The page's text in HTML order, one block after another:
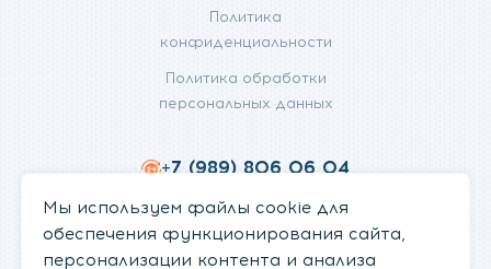
Политика
конфиденциальности
Политика обработки
персональных данных
+7 (989) 806 06 04
info@fanifan.ru
Мы используем файлы cookie для
обеспечения функционирования сайта,
персонализации контента и анализа